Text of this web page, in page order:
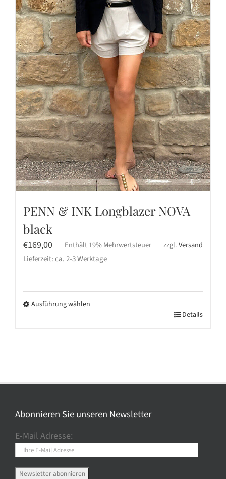
PENN & INK Longblazer NOVA
black
€169,00 Enthält 19% Mehrwertsteuer zzgl.Versand
Lieferzeit: ca. 2-3 Werktage
Ausführung wählen
auf.
Optionen
auf
der
Produktseite
Details
Abonnieren Sie unseren Newsletter
E-Mail Adresse: